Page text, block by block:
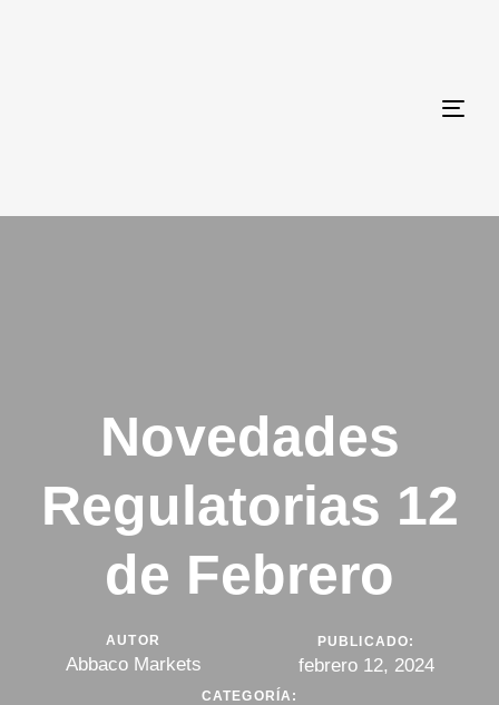
Novedades
Regulatorias 12
de Febrero
AUTOR
Abbaco Markets
PUBLICADO:
febrero 12, 2024
CATEGORÍA: